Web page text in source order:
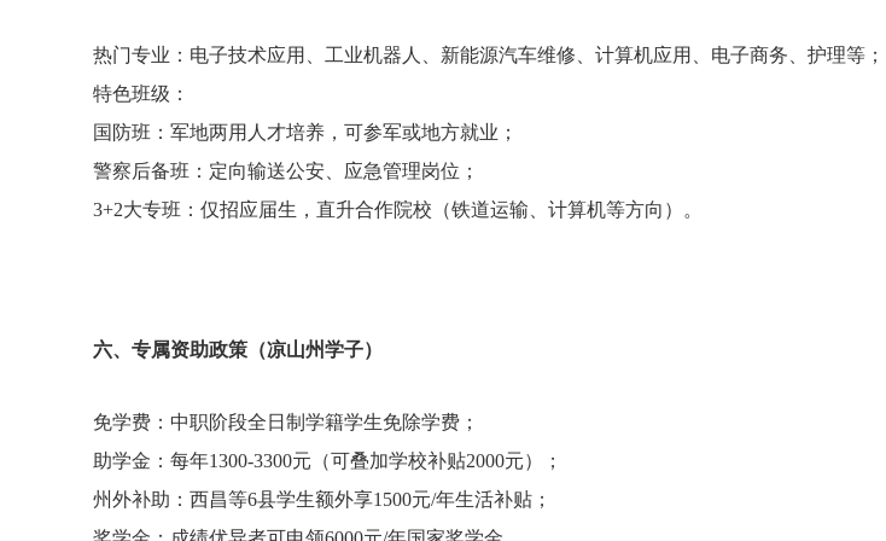
热门专业：电子技术应用、工业机器人、新能源汽车维修、计算机应用、电子商务、护理等；
特色班级：
国防班：军地两用人才培养，可参军或地方就业；
警察后备班：定向输送公安、应急管理岗位；
3+2大专班：仅招应届生，直升合作院校（铁道运输、计算机等方向）。
六、专属资助政策（凉山州学子）
免学费：中职阶段全日制学籍学生免除学费；
助学金：每年1300-3300元（可叠加学校补贴2000元）；
州外补助：西昌等6县学生额外享1500元/年生活补贴；